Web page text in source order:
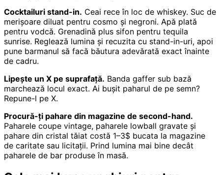
Cocktailuri stand-in. Ceai rece în loc de whiskey. Suc de
merișoare diluat pentru cosmo și negroni. Apă plată
pentru vodcă. Grenadină plus sifon pentru tequila
sunrise. Reglează lumina și recuzita cu stand-in-uri, apoi
pune barmanul să facă băutura adevărată exact înainte
de cadru.
Lipește un X pe suprafață. Banda gaffer sub bază
marchează locul exact. Ai bușit paharul de pe semn?
Repune-l pe X.
Procură-ți pahare din magazine de second-hand.
Paharele coupe vintage, paharele lowball gravate și
pahare din cristal tăiat costă 1–3$ bucata la magazine
de caritate sau licitații. Prind lumina mai bine decât
paharele de bar produse în masă.